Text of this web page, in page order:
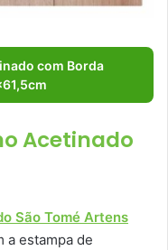
com Borda
Acetinado
São Tomé Artens
a estampa de